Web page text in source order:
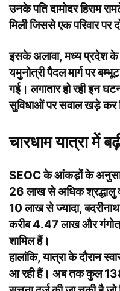
उनके पति दामोदर हिराम
मिली जिससे एक परिवार पर
इसके अलावा, मध्य प्रदेश के
यमुनोत्री पैदल मार्ग पर
गई। लगातार हो रही इन
सुविधाओं पर सवाल खड़े कर
चारधाम यात्रा में
SEOC के आंकड़ों के
26 लाख से अधिक श्रद्धालु
10 लाख से ज्यादा,
करीब 4.47 लाख और
शामिल हैं।
हालांकि, यात्रा के दौरान
आ रही हैं। अब तक कुल 138